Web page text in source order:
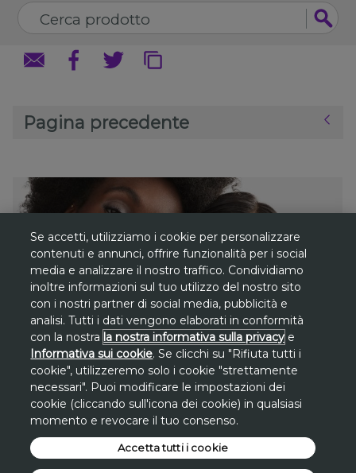
Pagina precedente
SCOPRI LA LINEA
MAKE-UP
POWER STAY
Se accetti, utilizziamo i cookie per personalizzare
contenuti e annunci, offrire funzionalità per i social
media e analizzare il nostro traffico. Condividiamo
inoltre informazioni sul tuo utilizzo del nostro sito
con i nostri partner di social media, pubblicità e
analisi. Tutti i dati vengono elaborati in conformità
con la nostra la nostra informativa sulla privacy e
Informativa sui cookie. Se clicchi su "Rifiuta tutti i
cookie", utilizzeremo solo i cookie "strettamente
necessari". Puoi modificare le impostazioni dei
cookie (cliccando sull'icona dei cookie) in qualsiasi
momento e revocare il tuo consenso.
Accetta tutti i cookie